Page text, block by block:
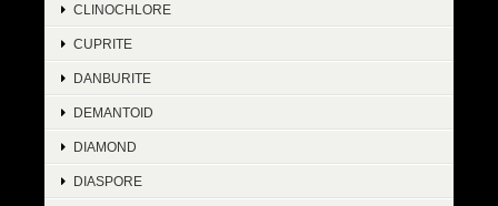
CLINOCHLORE
CUPRITE
DANBURITE
DEMANTOID
DIAMOND
DIASPORE